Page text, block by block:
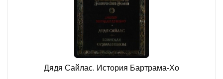
Дядя Сайлас. История Бартрама-Хо